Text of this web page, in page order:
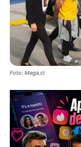
Foto: Mega.cl